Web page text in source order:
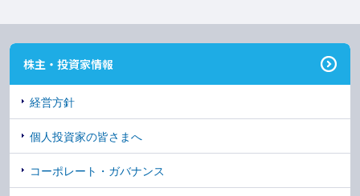
株主・投資家情報
経営方針
個人投資家の皆さまへ
コーポレート・ガバナンス